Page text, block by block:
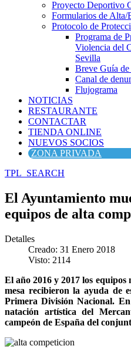
Proyecto Deportivo
Formularios de Alta/
Protocolo de
Programa de
Violencia del
Sevilla
Breve Guía
Canal de
Flujograma
NOTICIAS
RESTAURANTE
CONTACTAR
TIENDA ONLINE
NUEVOS SOCIOS
ZONA PRIVADA
TPL_SEARCH
El Ayuntamiento
equipos de alta
Detalles
Creado: 31 Enero 2018
Visto: 2114
El año 2016 y 2017 los equipos
mesa recibieron la ayuda de
Primera División Nacional. En
natación artística del
campeón de España del